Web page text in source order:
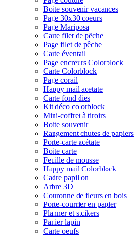
Boite souvenir vacances
Page 30x30 coeurs
Page Mariposa
Carte filet de pêche
Page filet de pêche
Carte éventail
Page encreurs Colorblock
Carte Colorblock
Page corail
Happy mail acetate
Carte fond dies
Kit déco colorblock
Mini-coffret à tiroirs
Boite souvenir
Rangement chutes de papiers
Porte-carte acétate
Boite carte
Feuille de mousse
Happy mail Colorblock
Cadre papillon
Arbre 3D
Couronne de fleurs en bois
Porte-courrier en papier
Planner et stcikers
Panier lapin
Carte oeufs